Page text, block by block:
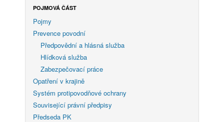
POJMOVÁ ČÁST
Pojmy
Prevence povodní
Předpovědní a hlásná služba
Hlídková služba
Zabezpečovací práce
Opatření v krajině
Systém protipovodňové ochrany
Související právní předpisy
Předseda PK